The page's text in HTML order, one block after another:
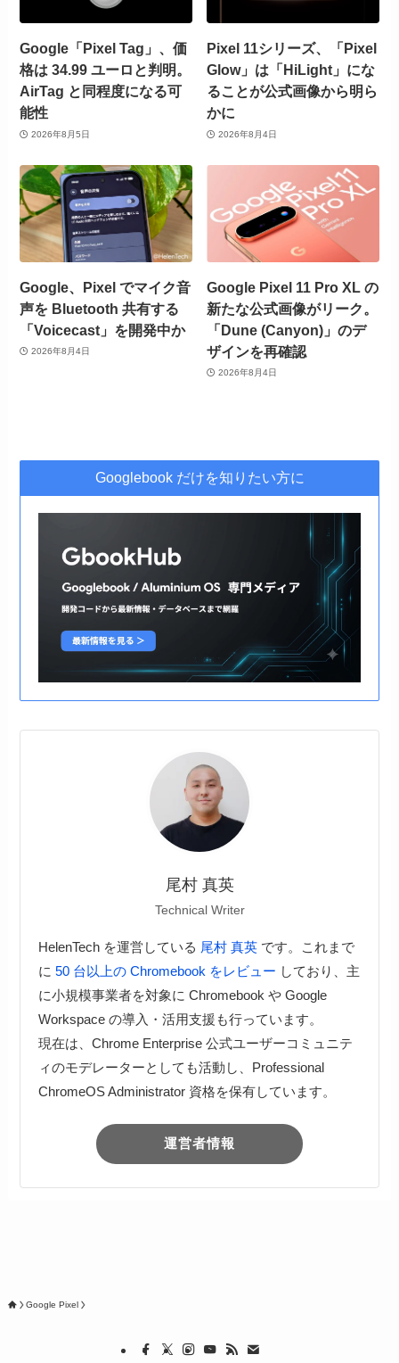
Google「Pixel Tag」、価
格は 34.99 ユーロと判明。
AirTag と同程度になる可
能性
2026年8月5日
Pixel 11シリーズ、「Pixel
Glow」は「HiLight」にな
ることが公式画像から明ら
かに
2026年8月4日
Google、Pixel でマイク音
声を Bluetooth 共有する
「Voicecast」を開発中か
2026年8月4日
Google Pixel 11 Pro XL の
新たな公式画像がリーク。
「Dune (Canyon)」のデ
ザインを再確認
2026年8月4日
Googlebook だけを知りたい方に
尾村 真英
Technical Writer
HelenTech を運営している 尾村 真英です。これまで
に 50 台以上の Chromebook をレビュー しており、主
に小規模事業者を対象に Chromebook や Google
Workspace の導入・活用支援も行っています。
現在は、Chrome Enterprise 公式ユーザーコミュニテ
ィのモデレーターとしても活動し、Professional
ChromeOS Administrator 資格を保有しています。
運営者情報
Google Pixel